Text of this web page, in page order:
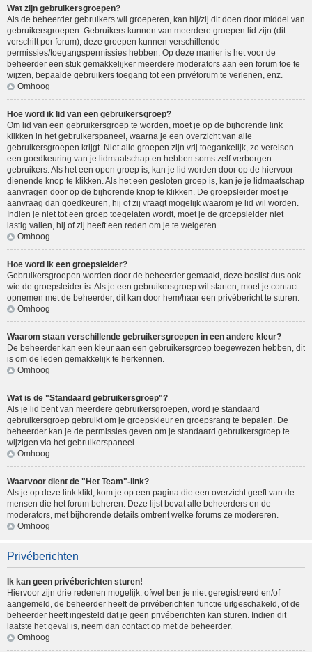
Wat zijn gebruikersgroepen?
Als de beheerder gebruikers wil groeperen, kan hij/zij dit doen door middel van
gebruikersgroepen. Gebruikers kunnen van meerdere groepen lid zijn (dit
verschilt per forum), deze groepen kunnen verschillende
permissies/toegangspermissies hebben. Op deze manier is het voor de
beheerder een stuk gemakkelijker meerdere moderators aan een forum toe te
wijzen, bepaalde gebruikers toegang tot een privéforum te verlenen, enz.
Omhoog
Hoe word ik lid van een gebruikersgroep?
Om lid van een gebruikersgroep te worden, moet je op de bijhorende link
klikken in het gebruikerspaneel, waarna je een overzicht van alle
gebruikersgroepen krijgt. Niet alle groepen zijn vrij toegankelijk, ze vereisen
een goedkeuring van je lidmaatschap en hebben soms zelf verborgen
gebruikers. Als het een open groep is, kan je lid worden door op de hiervoor
dienende knop te klikken. Als het een gesloten groep is, kan je je lidmaatschap
aanvragen door op de bijhorende knop te klikken. De groepsleider moet je
aanvraag dan goedkeuren, hij of zij vraagt mogelijk waarom je lid wil worden.
Indien je niet tot een groep toegelaten wordt, moet je de groepsleider niet
lastig vallen, hij of zij heeft een reden om je te weigeren.
Omhoog
Hoe word ik een groepsleider?
Gebruikersgroepen worden door de beheerder gemaakt, deze beslist dus ook
wie de groepsleider is. Als je een gebruikersgroep wil starten, moet je contact
opnemen met de beheerder, dit kan door hem/haar een privébericht te sturen.
Omhoog
Waarom staan verschillende gebruikersgroepen in een andere kleur?
De beheerder kan een kleur aan een gebruikersgroep toegewezen hebben, dit
is om de leden gemakkelijk te herkennen.
Omhoog
Wat is de "Standaard gebruikersgroep"?
Als je lid bent van meerdere gebruikersgroepen, word je standaard
gebruikersgroep gebruikt om je groepskleur en groepsrang te bepalen. De
beheerder kan je de permissies geven om je standaard gebruikersgroep te
wijzigen via het gebruikerspaneel.
Omhoog
Waarvoor dient de "Het Team"-link?
Als je op deze link klikt, kom je op een pagina die een overzicht geeft van de
mensen die het forum beheren. Deze lijst bevat alle beheerders en de
moderators, met bijhorende details omtrent welke forums ze modereren.
Omhoog
Privéberichten
Ik kan geen privéberichten sturen!
Hiervoor zijn drie redenen mogelijk: ofwel ben je niet geregistreerd en/of
aangemeld, de beheerder heeft de privéberichten functie uitgeschakeld, of de
beheerder heeft ingesteld dat je geen privéberichten kan sturen. Indien dit
laatste het geval is, neem dan contact op met de beheerder.
Omhoog